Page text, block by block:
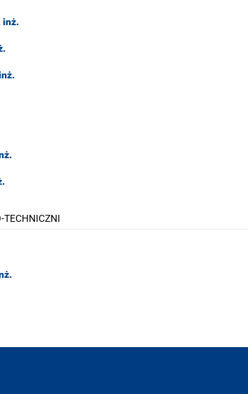
inż.
TECHNICZNI